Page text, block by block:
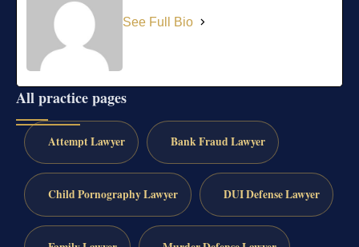
See Full Bio
All practice pages
Attempt Lawyer Bank Fraud Lawyer
Child Pornography Lawyer DUI Defense Lawyer